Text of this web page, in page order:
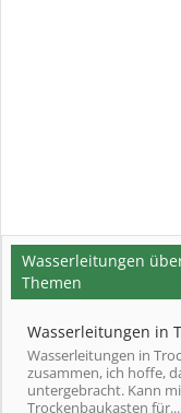
Wasserleitungen
Themen
Wasserleitungen in
Wasserleitungen in
zusammen, ich hoffe,
untergebracht. Kann
Trockenbaukasten für...